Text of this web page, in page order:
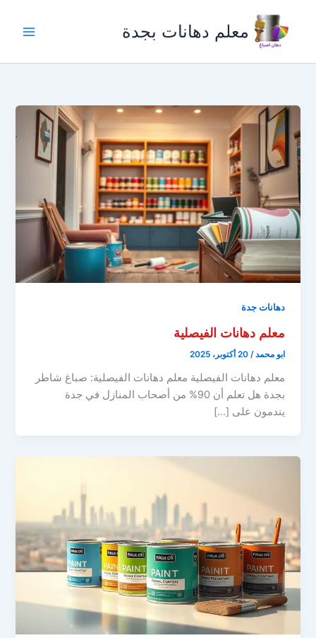
المحتوى
معلم دهانات بجدة
دهانات جدة
معلم دهانات الفيصلية
ابو محمد/20 أكتوبر، 2025
معلم دهانات الفيصلية معلم دهانات الفيصلية: صباغ شاطر
بجدة هل تعلم أن 90% من أصحاب المنازل في جدة
يندمون على […]